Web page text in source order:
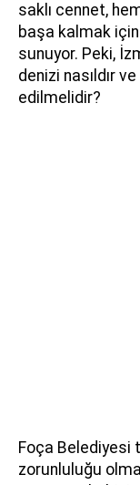
saklı cennet,
başa kalmak
sunuyor. Peki,
denizi nasıldır
edilmelidir?
Foça Belediyesi
zorunluluğu